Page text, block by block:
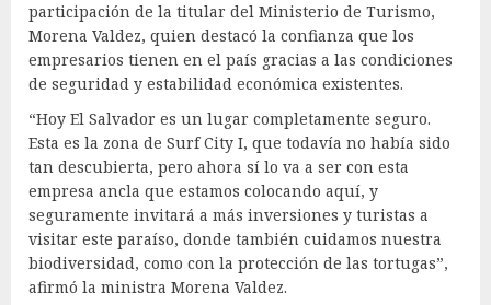
participación de la titular del Ministerio de Turismo,
Morena Valdez, quien destacó la confianza que los
empresarios tienen en el país gracias a las condiciones
de seguridad y estabilidad económica existentes.
“Hoy El Salvador es un lugar completamente seguro.
Esta es la zona de Surf City I, que todavía no había sido
tan descubierta, pero ahora sí lo va a ser con esta
empresa ancla que estamos colocando aquí, y
seguramente invitará a más inversiones y turistas a
visitar este paraíso, donde también cuidamos nuestra
biodiversidad, como con la protección de las tortugas”,
afirmó la ministra Morena Valdez.